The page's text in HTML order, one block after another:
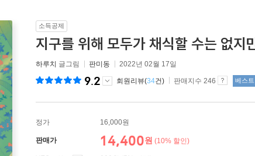
소득공제
지구를 위해 모두가 채식할 수는 없지
하루치 글그림 판미동 2022년 02월 17일
9.2 회원리뷰(34건) 판매지수 246 베스트
정가 16,000원
판매가 14,400원 (10% 할인)